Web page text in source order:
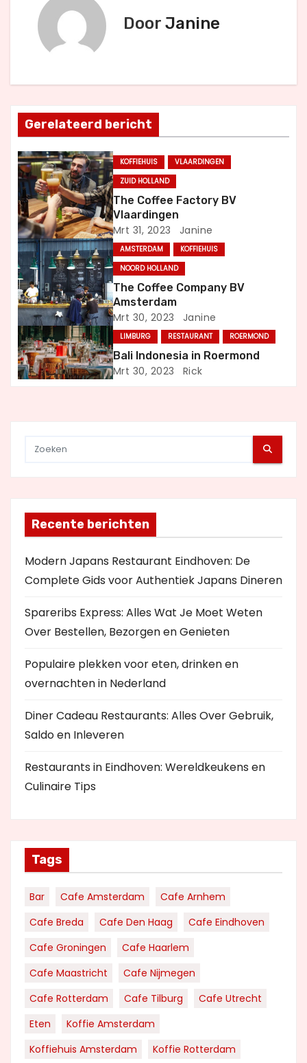
t
n
a
v
i
g
a
t
i
Door Janine
Gerelateerd bericht
KOFFIEHUIS
VLAARDINGEN
ZUID HOLLAND
The Coffee Factory BV
Vlaardingen
Mrt 31, 2023 Janine
AMSTERDAM
KOFFIEHUIS
NOORD HOLLAND
The Coffee Company BV
Amsterdam
Mrt 30, 2023 Janine
LIMBURG RESTAURANT ROERMOND
Bali Indonesia in Roermond
Mrt 30, 2023 Rick
Recente berichten
Modern Japans Restaurant Eindhoven: De
Complete Gids voor Authentiek Japans Dineren
Spareribs Express: Alles Wat Je Moet Weten
Over Bestellen, Bezorgen en Genieten
Populaire plekken voor eten, drinken en
overnachten in Nederland
Diner Cadeau Restaurants: Alles Over Gebruik,
Saldo en Inleveren
Restaurants in Eindhoven: Wereldkeukens en
Culinaire Tips
Tags
Bar Cafe Amsterdam
Cafe Arnhem
Cafe Breda
Cafe Den Haag
Cafe Eindhoven
Cafe Groningen
Cafe Haarlem
Cafe Maastricht
Cafe Nijmegen
Cafe Rotterdam
Cafe Tilburg
Cafe Utrecht
Eten
Koffie Amsterdam
Koffiehuis Amsterdam
Koffie Rotterdam